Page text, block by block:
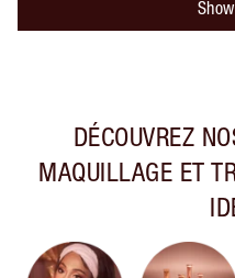
DÉCOUVREZ
MAQUILLAGE ET